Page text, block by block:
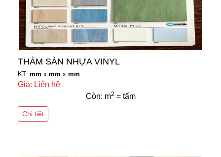
THẢM SÀN NHỰA VINYL
KT: mm x mm x mm
Giá: Liên hệ
Còn: m2 = tấm
Chi tiết